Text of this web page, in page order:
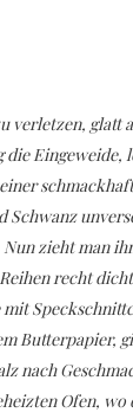
verletzen, glatt
Eingeweide,
Schwanz
zieht man
recht
Butterpapier,
nach
Ofen,